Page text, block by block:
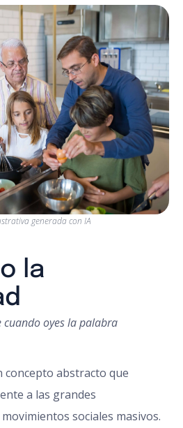
generada con IA
la
cuando oyes la palabra
concepto abstracto que
a las grandes
sociales masivos.